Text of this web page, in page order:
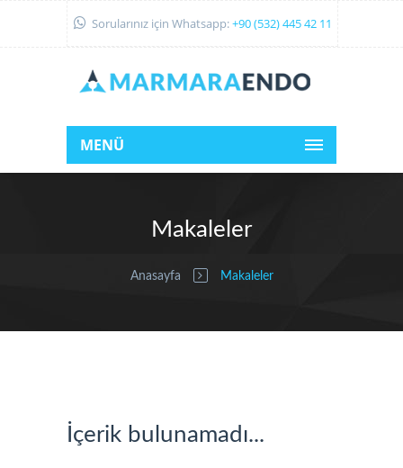
Sorularınız için Whatsapp:+90 (532) 445 42 11
MENÜ
Makaleler
Anasayfa Makaleler
İçerik bulunamadı...